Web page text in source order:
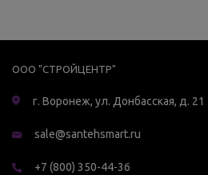
ООО "СТРОЙЦЕНТР"
г. Воронеж, ул. Донбасская, д. 21
sale@santehsmart.ru
+7 (800) 350-44-36